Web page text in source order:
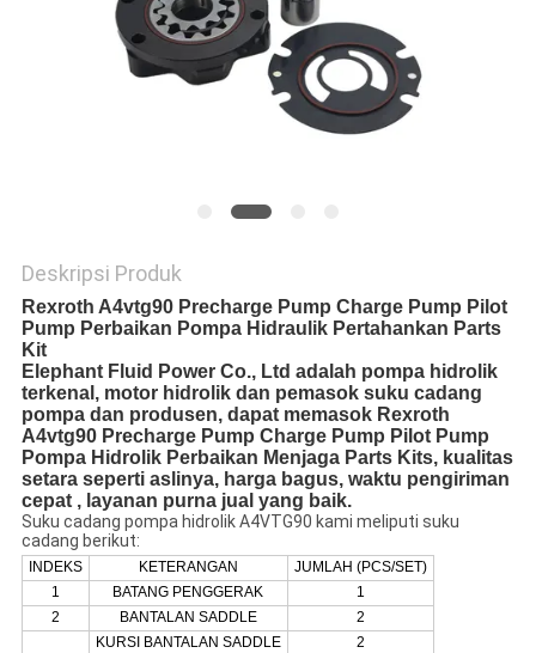
Deskripsi Produk
Rexroth A4vtg90 Precharge Pump Charge Pump Pilot
Pump Perbaikan Pompa Hidraulik Pertahankan Parts
Kit
Elephant Fluid Power Co., Ltd adalah pompa hidrolik
terkenal, motor hidrolik dan pemasok suku cadang
pompa dan produsen, dapat memasok Rexroth
A4vtg90 Precharge Pump Charge Pump Pilot Pump
Pompa Hidrolik Perbaikan Menjaga Parts Kits, kualitas
setara seperti aslinya, harga bagus, waktu pengiriman
cepat , layanan purna jual yang baik.
Suku cadang pompa hidrolik A4VTG90 kami meliputi suku
cadang berikut:
INDEKS KETERANGAN
JUMLAH (PCS/SET)
1
BATANG PENGGERAK
1
2
BANTALAN SADDLE
2
KURSI BANTALAN SADDLE
2